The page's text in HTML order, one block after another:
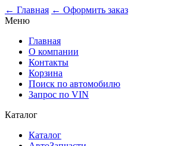
← Главная ← Оформить заказ
Меню
Главная
О компании
Контакты
Корзина
Поиск по автомобилю
Запрос по VIN
Каталог
Каталог